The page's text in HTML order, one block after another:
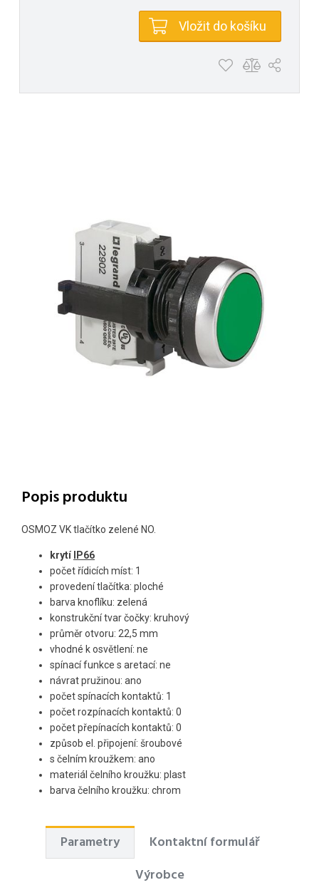
Vložit do košíku
Popis produktu
OSMOZ VK tlačítko zelené NO.
krytí IP66
počet řídicích míst: 1
provedení tlačítka: ploché
barva knoflíku: zelená
konstrukční tvar čočky: kruhový
průměr otvoru: 22,5 mm
vhodné k osvětlení: ne
spínací funkce s aretací: ne
návrat pružinou: ano
počet spínacích kontaktů: 1
počet rozpínacích kontaktů: 0
počet přepínacích kontaktů: 0
způsob el. připojení: šroubové
s čelním kroužkem: ano
materiál čelního kroužku: plast
barva čelního kroužku: chrom
Parametry
Kontaktní formulář
Výrobce